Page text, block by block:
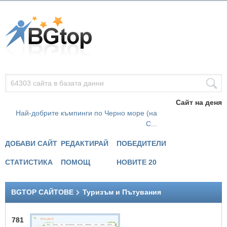
Сайт на деня
Най-добрите къмпинги по Черно море (на
С...
ДОБАВИ САЙТ РЕДАКТИРАЙ ПОБЕДИТЕЛИ
СТАТИСТИКА ПОМОЩ НОВИТЕ 20
BGTOP САЙТОВЕ Туризъм и Пътувания
781